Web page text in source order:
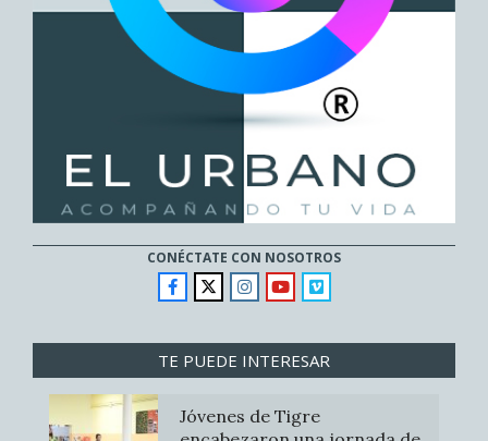
CONÉCTATE CON NOSOTROS
TE PUEDE INTERESAR
Jóvenes de Tigre